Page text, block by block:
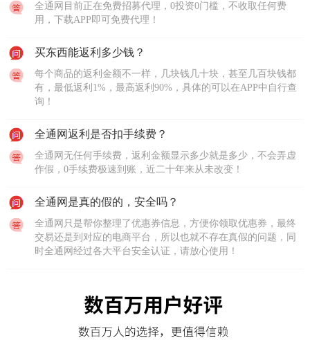
全通网目前正在免费招募代理，0投资0门槛，不收取任何费
用，下载APP即可免费代理！
买东西能返利多少钱？
每个商品的返利金额不一样，几块钱几十块，甚至几百块钱都
有，最低返利1%，最高返利90%，具体的可以在APP中自行查
询！
全通网返利是否扣手续费？
全通网无任何手续费，返利金额显示多少就是多少，不会弄虚
作假，0手续费极速到账，近二十年来从未改变！
全通网是真的假的，安全吗？
全通网只是帮你整理了优惠券信息，方便你领取优惠券，最终
交易还是到对应的电商平台，所以也就不存在真假的问题，同
时全通网经过各大平台安全认证，请放心使用！